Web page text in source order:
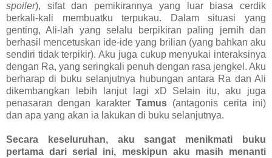
spoiler), sifat dan pemikirannya yang luar biasa cerdik
berkali-kali membuatku terpukau. Dalam situasi yang
genting, Ali-lah yang selalu berpikiran paling jernih dan
berhasil mencetuskan ide-ide yang brilian (yang bahkan aku
sendiri tidak terpikir). Aku juga cukup menyukai interaksinya
dengan Ra, yang seringkali penuh dengan rasa jengkel. Aku
berharap di buku selanjutnya hubungan antara Ra dan Ali
dikembangkan lebih lanjut lagi xD Selain itu, aku juga
penasaran dengan karakter Tamus (antagonis cerita ini)
dan apa yang akan ia lakukan di buku selanjutnya.
Secara keseluruhan, aku sangat menikmati buku
pertama dari serial ini, meskipun aku masih menanti